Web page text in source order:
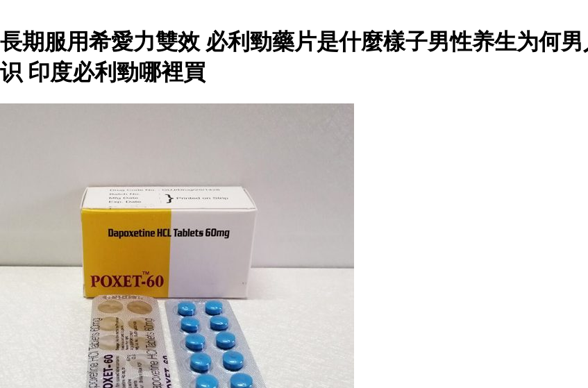
長期服用希愛力雙效 必利勁藥片是什麼樣子男性养生为何
识 印度必利勁哪裡買